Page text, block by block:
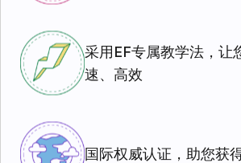
采用EF专属教学法，让
速、高效
国际权威认证，助您获